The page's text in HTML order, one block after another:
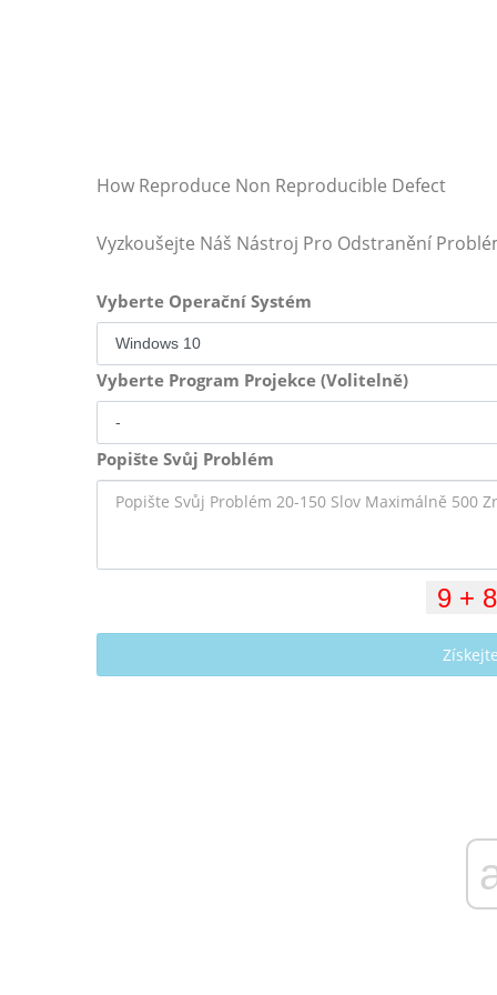
How Reproduce Non Reproducible Defect
Vyzkoušejte Náš Nástroj Pro Odstranění
Vyberte Operační Systém
Vyberte Program Projekce (Volitelně)
Popište Svůj Problém